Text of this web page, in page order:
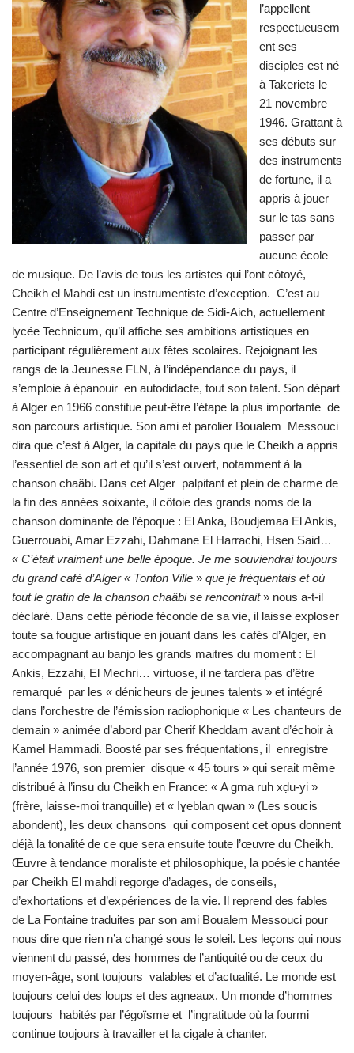
l’appellent
respectueusem
ent ses
disciples est né
à Takeriets le
21 novembre
1946. Grattant à
ses débuts sur
des instruments
de fortune, il a
appris à jouer
sur le tas sans
passer par
aucune école
de musique. De l’avis de tous les artistes qui l’ont côtoyé,
Cheikh el Mahdi est un instrumentiste d’exception. C’est au
Centre d’Enseignement Technique de Sidi-Aich, actuellement
lycée Technicum, qu’il affiche ses ambitions artistiques en
participant régulièrement aux fêtes scolaires. Rejoignant les
rangs de la Jeunesse FLN, à l’indépendance du pays, il
s’emploie à épanouir en autodidacte, tout son talent. Son départ
à Alger en 1966 constitue peut-être l’étape la plus importante de
son parcours artistique. Son ami et parolier Boualem Messouci
dira que c’est à Alger, la capitale du pays que le Cheikh a appris
l’essentiel de son art et qu’il s’est ouvert, notamment à la
chanson chaâbi. Dans cet Alger palpitant et plein de charme de
la fin des années soixante, il côtoie des grands noms de la
chanson dominante de l’époque : El Anka, Boudjemaa El Ankis,
Guerrouabi, Amar Ezzahi, Dahmane El Harrachi, Hsen Said…
« C’était vraiment une belle époque. Je me souviendrai toujours
du grand café d’Alger « Tonton Ville » que je fréquentais et où
tout le gratin de la chanson chaâbi se rencontrait» nous a-t-il
déclaré. Dans cette période féconde de sa vie, il laisse exploser
toute sa fougue artistique en jouant dans les cafés d’Alger, en
accompagnant au banjo les grands maitres du moment : El
Ankis, Ezzahi, El Mechri… virtuose, il ne tardera pas d’être
remarqué par les « dénicheurs de jeunes talents » et intégré
dans l’orchestre de l’émission radiophonique « Les chanteurs de
demain » animée d’abord par Cherif Kheddam avant d’échoir à
Kamel Hammadi. Boosté par ses fréquentations, il enregistre
l’année 1976, son premier disque « 45 tours » qui serait même
distribué à l’insu du Cheikh en France: « A gma ruh xḍu-yi »
(frère, laisse-moi tranquille) et « Iɣeblan qwan » (Les soucis
abondent), les deux chansons qui composent cet opus donnent
déjà la tonalité de ce que sera ensuite toute l’œuvre du Cheikh.
Œuvre à tendance moraliste et philosophique, la poésie chantée
par Cheikh El mahdi regorge d’adages, de conseils,
d’exhortations et d’expériences de la vie. Il reprend des fables
de La Fontaine traduites par son ami Boualem Messouci pour
nous dire que rien n’a changé sous le soleil. Les leçons qui nous
viennent du passé, des hommes de l’antiquité ou de ceux du
moyen-âge, sont toujours valables et d’actualité. Le monde est
toujours celui des loups et des agneaux. Un monde d’hommes
toujours habités par l’égoïsme et l’ingratitude où la fourmi
continue toujours à travailler et la cigale à chanter.